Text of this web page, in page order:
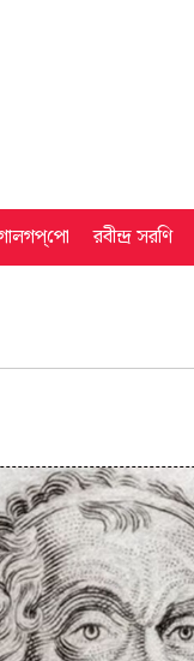
রবীন্দ্র সরণি